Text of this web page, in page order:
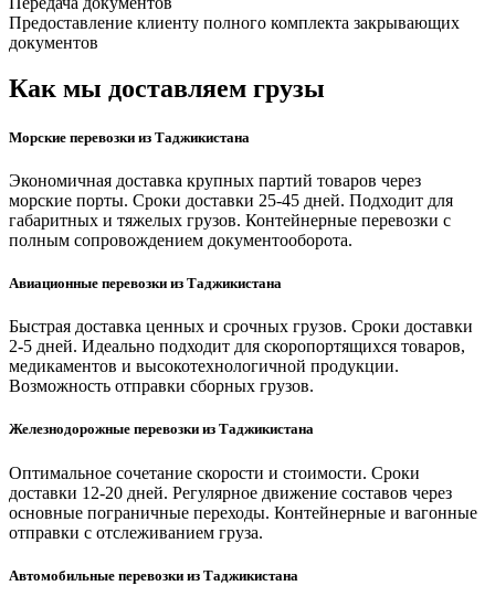
Предоставление клиенту полного комплекта закрывающих
документов
Как мы доставляем грузы
Морские перевозки из Таджикистана
Экономичная доставка крупных партий товаров через
морские порты. Сроки доставки 25-45 дней. Подходит для
габаритных и тяжелых грузов. Контейнерные перевозки с
полным сопровождением документооборота.
Авиационные перевозки из Таджикистана
Быстрая доставка ценных и срочных грузов. Сроки доставки
2-5 дней. Идеально подходит для скоропортящихся товаров,
медикаментов и высокотехнологичной продукции.
Возможность отправки сборных грузов.
Железнодорожные перевозки из Таджикистана
Оптимальное сочетание скорости и стоимости. Сроки
доставки 12-20 дней. Регулярное движение составов через
основные пограничные переходы. Контейнерные и вагонные
отправки с отслеживанием груза.
Автомобильные перевозки из Таджикистана